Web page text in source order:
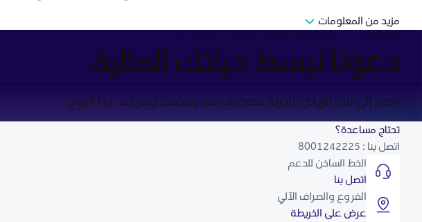
مزيد من المعلومات
المعاملات المصرفية أصبحت أسهل بالنسبة لك
دعونا نبسط حياتك المالية
انضم إلى بنك الرياض لتجربة مصرفية آمنة وسلسة ومريحة. ابدأ اليوم.
تحتاج مساعدة؟
اتصل بنا : 8001242225
الخط الساخن للدعم
اتصل بنا
الفروع والصراف الآلي
عرض على الخريطة